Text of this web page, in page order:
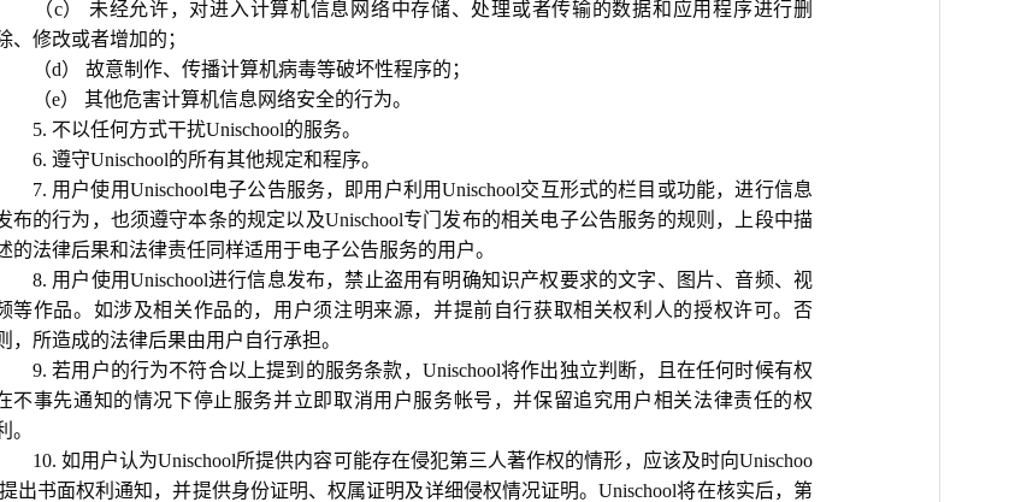
（c） 未经允许，对进入计算机信息网络中存储、处理或者传输的数据和应用程序进行删
、修改或者增加的；
（d） 故意制作、传播计算机病毒等破坏性程序的；
（e） 其他危害计算机信息网络安全的行为。
5. 不以任何方式干扰Unischool的服务。
6. 遵守Unischool的所有其他规定和程序。
7. 用户使用Unischool电子公告服务，即用户利用Unischool交互形式的栏目或功能，进行信息
布的行为，也须遵守本条的规定以及Unischool专门发布的相关电子公告服务的规则，上段中描
的法律后果和法律责任同样适用于电子公告服务的用户。
8. 用户使用Unischool进行信息发布，禁止盗用有明确知识产权要求的文字、图片、音频、视
等作品。如涉及相关作品的，用户须注明来源，并提前自行获取相关权利人的授权许可。否
，所造成的法律后果由用户自行承担。
9. 若用户的行为不符合以上提到的服务条款，Unischool将作出独立判断，且在任何时候有权
不事先通知的情况下停止服务并立即取消用户服务帐号，并保留追究用户相关法律责任的权
。
10. 如用户认为Unischool所提供内容可能存在侵犯第三人著作权的情形，应该及时向Unischoo
出书面权利通知，并提供身份证明、权属证明及详细侵权情况证明。Unischool将在核实后，第